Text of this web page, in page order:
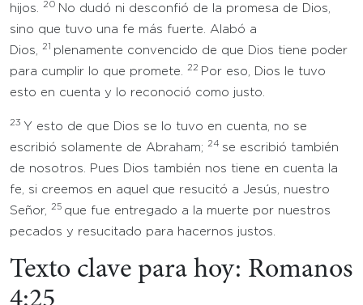
hijos.
20 No dudó ni desconfió de la promesa de Dios,
sino que tuvo una fe más fuerte. Alabó a
Dios,
21 plenamente convencido de que Dios tiene poder
para cumplir lo que promete.
22 Por eso, Dios le tuvo
esto en cuenta y lo reconoció como justo.
23 Y esto de que Dios se lo tuvo en cuenta, no se
escribió solamente de Abraham; 24 se escribió también
de nosotros. Pues Dios también nos tiene en cuenta la
fe, si creemos en aquel que resucitó a Jesús, nuestro
Señor,
25 que fue entregado a la muerte por nuestros
pecados y resucitado para hacernos justos.
Texto clave para hoy: Romanos